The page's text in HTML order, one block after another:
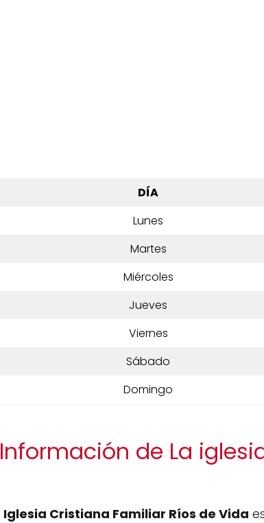
DÍA
Lunes
Martes
Miércoles
Jueves
Viernes
Sábado
Domingo
Información de La
Iglesia Cristiana Familiar Ríos de Vida